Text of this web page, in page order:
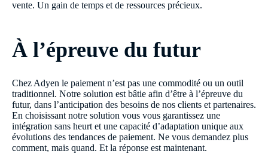
vente. Un gain de temps et de ressources précieux.
À l’épreuve du futur
Chez Adyen le paiement n’est pas une commodité ou un outil
traditionnel. Notre solution est bâtie afin d’être à l’épreuve du
futur, dans l’anticipation des besoins de nos clients et partenaires.
En choisissant notre solution vous vous garantissez une
intégration sans heurt et une capacité d’adaptation unique aux
évolutions des tendances de paiement. Ne vous demandez plus
comment, mais quand. Et la réponse est maintenant.